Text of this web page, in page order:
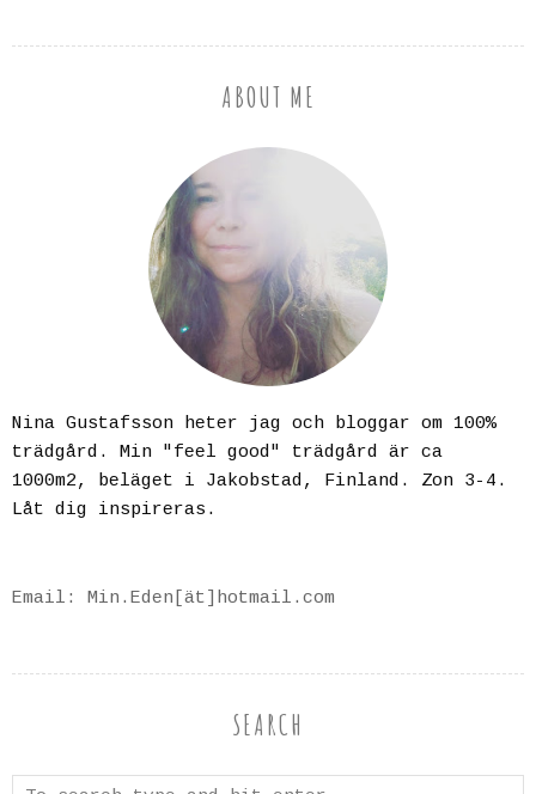
ABOUT ME
Nina Gustafsson heter jag och bloggar om 100%
trädgård. Min "feel good" trädgård är ca
1000m2, beläget i Jakobstad, Finland. Zon 3-4.
Låt dig inspireras.
Email: Min.Eden[ät]hotmail.com
SEARCH